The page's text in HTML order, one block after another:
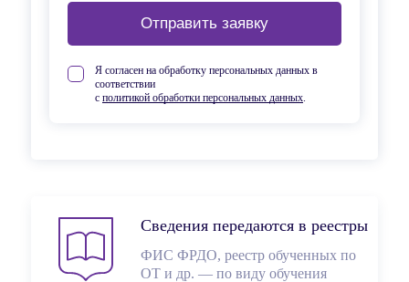
Отправить заявку
Я согласен на обработку персональных данных в
соответствии
с политикой обработки персональных данных
Сведения передаются в реестры
ФИС ФРДО, реестр обученных по
ОТ и др. — по виду обучения